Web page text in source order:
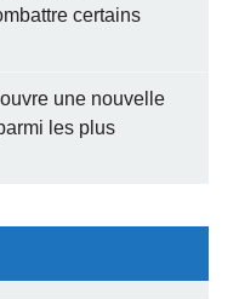
certains
une nouvelle
les plus